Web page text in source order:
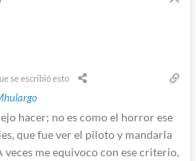
se escribió esto
hacer; no es como el horror ese
que fue ver el piloto y mandarla
me equivoco con ese criterio,